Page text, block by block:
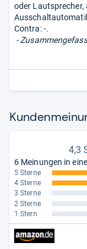
oder Lautsprecher,
Contra: -.
-
4,3
6 Meinungen in
5 Sterne
4 Sterne
3 Sterne
2 Sterne
1 Stern